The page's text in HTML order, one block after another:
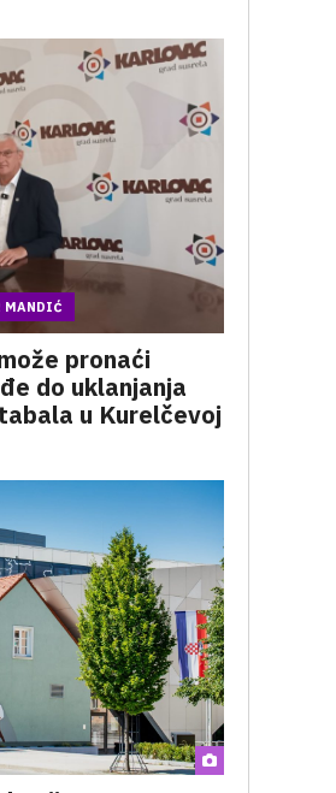
MANDIĆ
pronaći
do uklanjanja
u Kurelčevoj